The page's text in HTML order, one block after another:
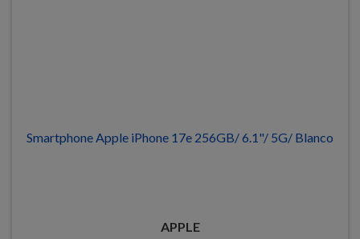
Smartphone Apple iPhone 17e 256GB/ 6.1"/ 5G/ Blanco
APPLE